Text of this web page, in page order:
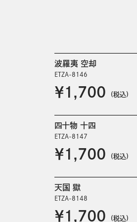
波羅夷 空却
ETZA-8146
￥1,700 (税込)
四十物 十四
ETZA-8147
￥1,700 (税込)
天国 獄
ETZA-8148
￥1,700 (税込)